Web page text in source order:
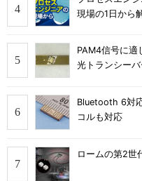
現場の1日から
PAM4信号に
光トランシー
Bluetooth 6対
コルも対応
ロームの第2世